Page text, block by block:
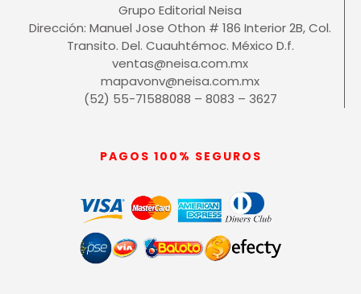
Grupo Editorial Neisa
Dirección: Manuel Jose Othon # 186 Interior 2B, Col.
Transito. Del. Cuauhtémoc. México D.f.
ventas@neisa.com.mx
mapavonv@neisa.com.mx
(52) 55-71588088 – 8083 – 3627
PAGOS 100% SEGUROS